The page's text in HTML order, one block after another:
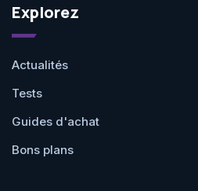
Explorez
Actualités
Tests
Guides d'achat
Bons plans